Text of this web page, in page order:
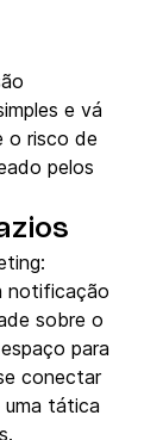
e vá
o risco de
pelos
notificação
sobre o
para
conectar
uma tática